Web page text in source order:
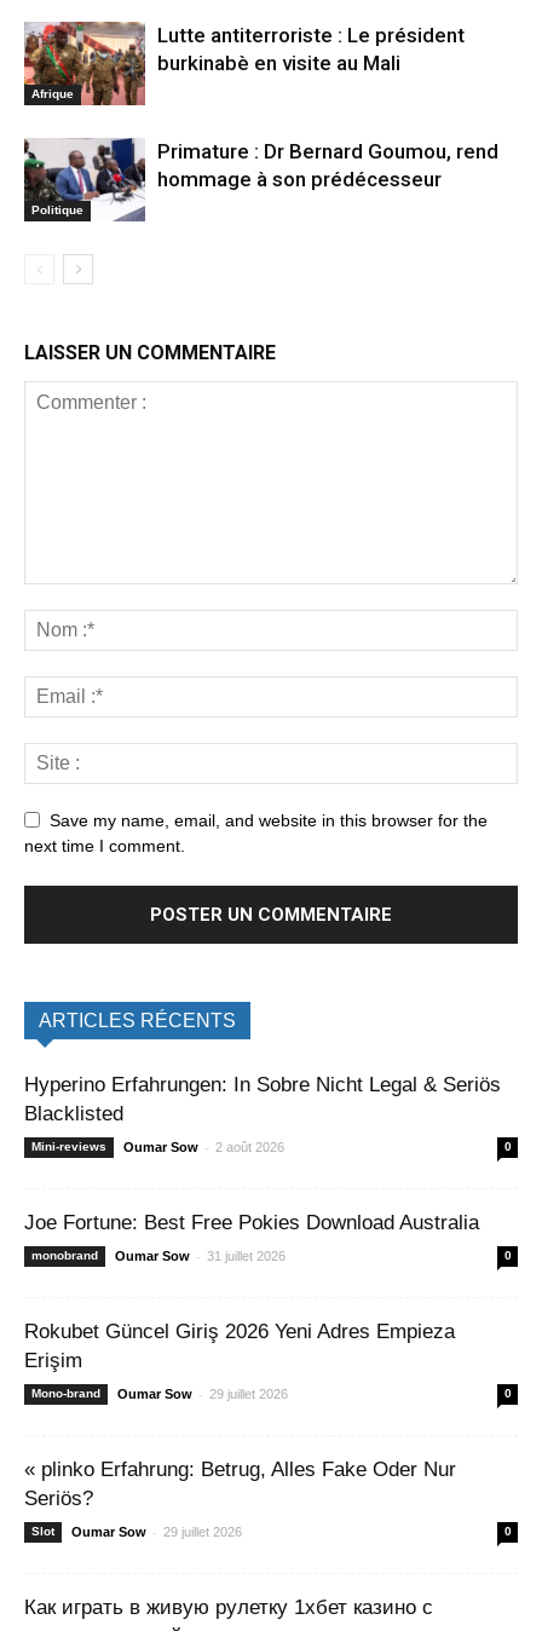
Afrique
Lutte antiterroriste : Le président
burkinabè en visite au Mali
Politique
Primature : Dr Bernard Goumou, rend
hommage à son prédécesseur
LAISSER UN COMMENTAIRE
Save my name, email, and website in this browser for the
next time I comment.
ARTICLES RÉCENTS
Hyperino Erfahrungen: In Sobre Nicht Legal & Seriös
Blacklisted
Mini-reviews Oumar Sow - 2 août 2026 0
Joe Fortune: Best Free Pokies Download Australia
monobrand Oumar Sow - 31 juillet 2026 0
Rokubet Güncel Giriş 2026 Yeni Adres Empieza
Erişim
Mono-brand Oumar Sow - 29 juillet 2026 0
« plinko Erfahrung: Betrug, Alles Fake Oder Nur
Seriös?
Slot Oumar Sow - 29 juillet 2026 0
Как играть в живую рулетку 1хбет казино с